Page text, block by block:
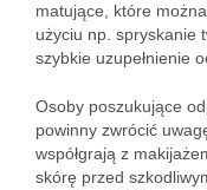
matujące, które
użyciu np. spryskanie
szybkie uzupełnienie
Osoby poszukujące
powinny zwrócić
współgrają z
skórę przed